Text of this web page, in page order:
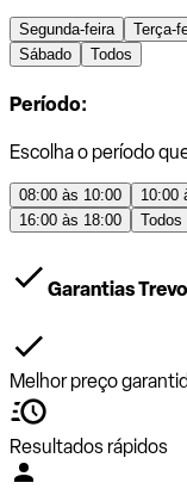
Segunda-feira Terça-
Sábado
Todos
Período:
Escolha o período
08:00 às 10:00 10:00
16:00 às 18:00
Todos
Garantias Trevo
Melhor preço
Resultados rápidos